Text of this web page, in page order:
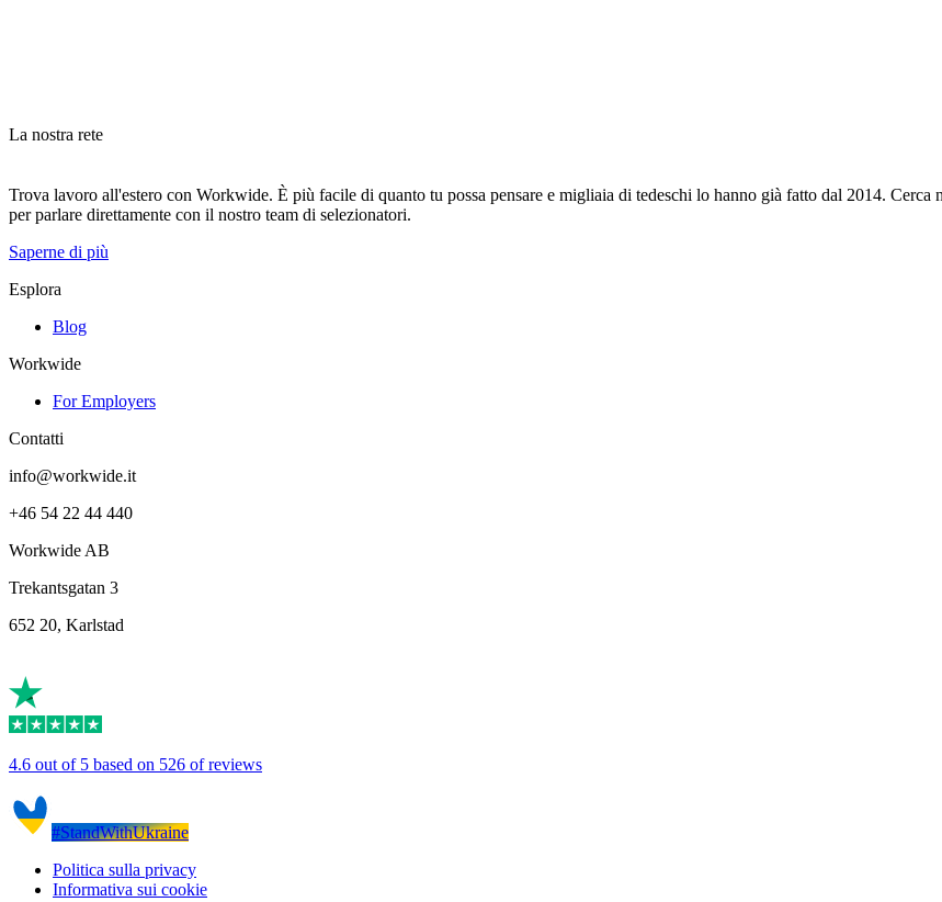
La nostra rete
Trova lavoro all'estero con Workwide. È più facile di quanto tu possa pensare e migliaia di tedeschi lo hanno già fatto dal 2014.
per parlare direttamente con il nostro team di selezionatori.
Saperne di più
Esplora
Blog
Workwide
For Employers
Contatti
info@workwide.it
+46 54 22 44 440
Workwide AB
Trekantsgatan 3
652 20, Karlstad
4.6 out of 5 based on 526 of reviews
#StandWithUkraine
Politica sulla privacy
Informativa sui cookie